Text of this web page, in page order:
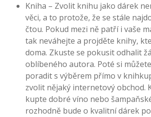
Kniha – Zvolit knihu jako dárek
věci, a to protože, že se stále
čtou. Pokud mezi ně patří i vaše
tak neváhejte a projděte knihy,
doma. Zkuste se pokusit odhalit
oblíbeného autora. Poté si
poradit s výběrem přímo v
zvolit nějaký internetový obchod.
kupte dobré víno nebo
rozhodně bude o kvalitní dárek